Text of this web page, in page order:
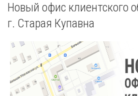
Новый офис клиентского
г. Старая Купавна